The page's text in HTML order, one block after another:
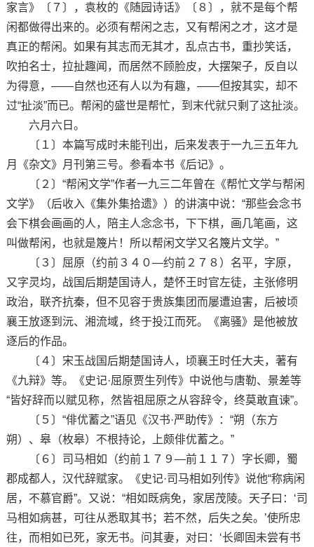
家言》〔７〕，袁枚的《随园诗话》〔８〕，就不是每个帮
闲都做得出来的。必须有帮闲之志，又有帮闲之才，这才是
真正的帮闲。如果有其志而无其才，乱点古书，重抄笑话，
吹拍名士，拉扯趣闻，而居然不顾脸皮，大摆架子，反自以
为得意，——自然也还有人以为有趣，——但按其实，却不
过“扯淡”而已。帮闲的盛世是帮忙，到末代就只剩了这扯淡。
六月六日。
〔１〕本篇写成时未能刊出，后来发表于一九三五年九
月《杂文》月刊第三号。参看本书《后记》。
〔２〕“帮闲文学”作者一九三二年曾在《帮忙文学与帮闲
文学》（后收入《集外集拾遗》）的讲演中说：“那些会念书
会下棋会画画的人，陪主人念念书，下下棋，画几笔画，这
叫做帮闲，也就是篾片！所以帮闲文学又名篾片文学。”
〔３〕屈原（约前３４０—约前２７８）名平，字原，
又字灵均，战国后期楚国诗人，楚怀王时官左徒，主张修明
政治，联齐抗秦，但不见容于贵族集团而屡遭迫害，后被顷
襄王放逐到沅、湘流域，终于投江而死。《离骚》是他被放
逐后的作品。
〔４〕宋玉战国后期楚国诗人，顷襄王时任大夫，著有
《九辩》等。《史记·屈原贾生列传》中说他与唐勒、景差等
“皆好辞而以赋见称，然皆祖屈原之从容辞令，终莫敢直谏”。
〔５〕“俳优蓄之”语见《汉书·严助传》：“朔（东方
朔）、皋（枚皋）不根持论，上颇俳优蓄之。”
〔６〕司马相如（约前１７９—前１１７）字长卿，蜀
郡成都人，汉代辞赋家。《史记·司马相如列传》说他“称病闲
居，不慕官爵”。又说：“相如既病免，家居茂陵。天子曰：‘司
马相如病甚，可往从悉取其书；若不然，后失之矣。’使所忠
往，而相如已死，家无书。问其妻，对曰：‘长卿固未尝有书